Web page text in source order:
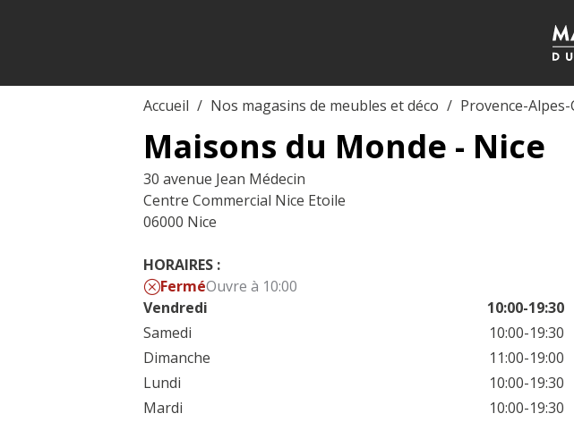
Accueil Nos magasins de meubles et déco Provence-
Maisons du Monde - Nice
30 avenue Jean Médecin
Centre Commercial Nice Etoile
06000 Nice
HORAIRES :
FerméOuvre à 10:00
Vendredi
10:00-19:30
Samedi
10:00-19:30
Dimanche
11:00-19:00
Lundi
10:00-19:30
Mardi
10:00-19:30